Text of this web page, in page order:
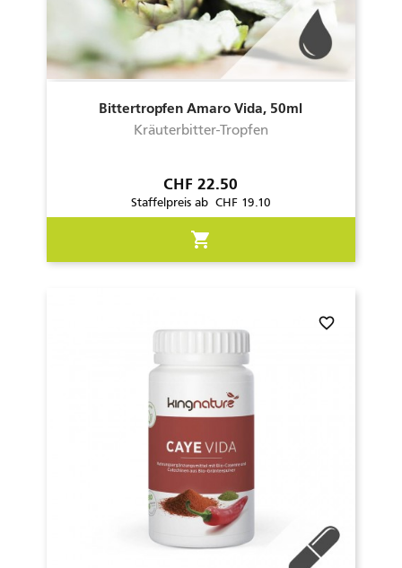
Bittertropfen Amaro Vida, 50ml
Kräuterbitter-Tropfen
Preis
CHF 22.50
Staffelpreis ab CHF 19.10
shopping_cart
favorite_border